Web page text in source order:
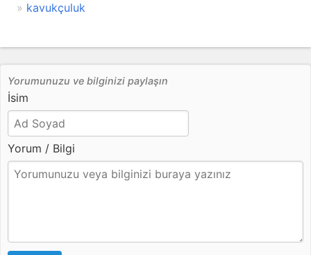
kavukçuluk
Yorumunuzu ve bilginizi paylaşın
İsim
Yorum / Bilgi